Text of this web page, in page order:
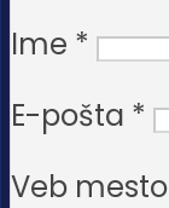
Ime *
E-pošta *
Veb mesto